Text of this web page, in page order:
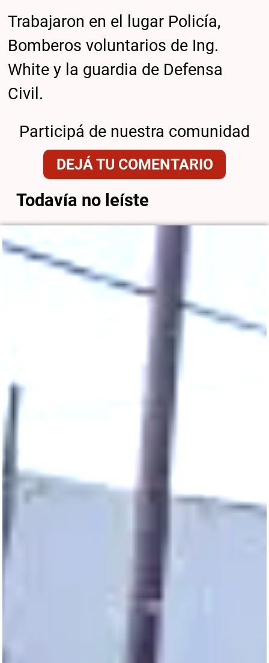
Trabajaron en el lugar Policía,
Bomberos voluntarios de Ing.
White y la guardia de Defensa
Civil.
Participá de nuestra comunidad
DEJÁ TU COMENTARIO
Todavía no leíste